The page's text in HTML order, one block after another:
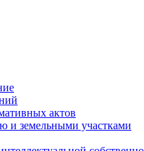
актов
и земельными участками